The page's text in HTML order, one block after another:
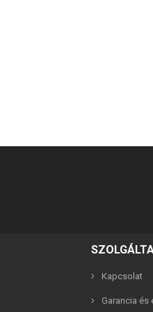
Kapcsolat
Garancia és